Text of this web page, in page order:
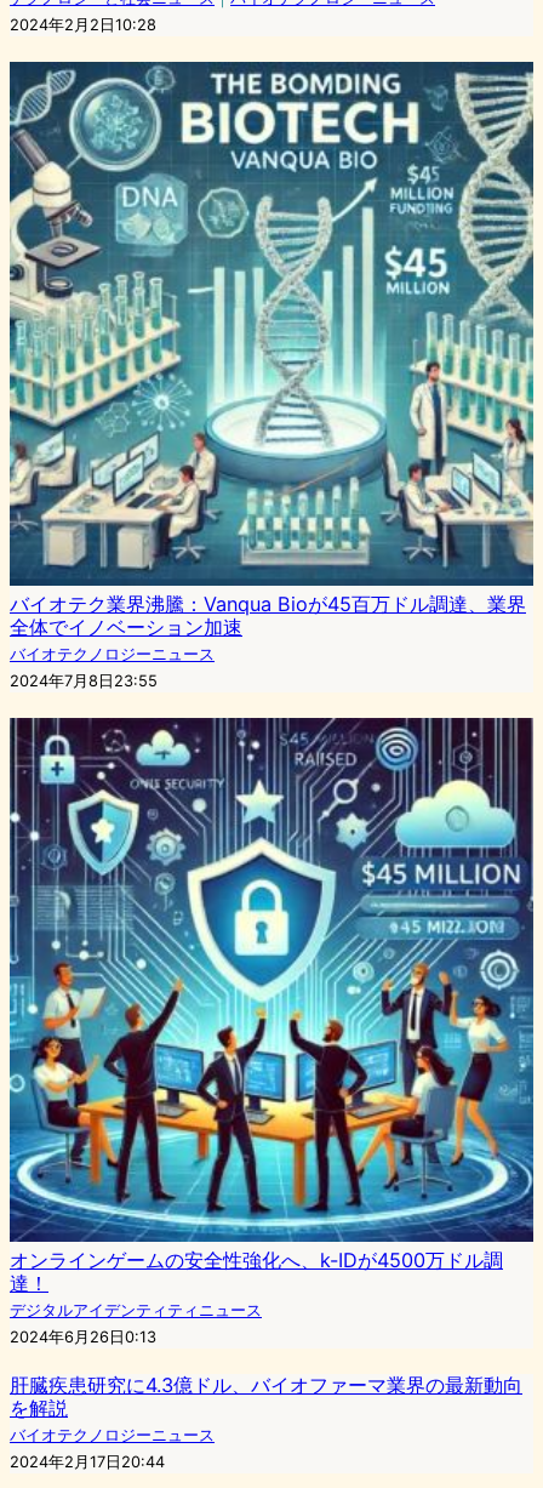
2024年2月2日10:28
バイオテク業界沸騰：Vanqua Bioが45百万ドル調達、業界
全体でイノベーション加速
バイオテクノロジーニュース
2024年7月8日23:55
オンラインゲームの安全性強化へ、k-IDが4500万ドル調
達！
デジタルアイデンティティニュース
2024年6月26日0:13
肝臓疾患研究に4.3億ドル、バイオファーマ業界の最新動向
を解説
バイオテクノロジーニュース
2024年2月17日20:44